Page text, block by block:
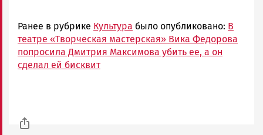
Ранее в рубрике Культура было опубликовано: В
театре «Творческая мастерская» Вика Федорова
попросила Дмитрия Максимова убить ее, а он
сделал ей бисквит